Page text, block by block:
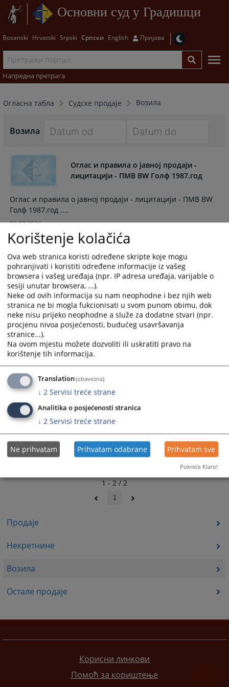
Основни суд у Градишци
Bosanski Hrvatski Srpski Српски English Пријава
Напредна претрага
Огласна табла Судске продаје Возила
Продаје
Некретнине
Возила
Остале продаје
Возила
forward
interact
the
calendar
select
date.
Press
the
question
mark
key
to
get
the
shortcuts
for
changing
dates.
forward
to
the
select
date.
Press
question
mark
key
to
get
dates.
Оглас и правила о јавној продаји -
лицитацији - ПМВ ВW Голф 1987.год
Оглас и правила о јавној продаји - лицитацији - ПМВ ВW
Голф 1987.год ....
09.07.2026.
Одлука о продаји ПМВ ВW Голф путем
јавног надметања
Одлука о продаји ПМВ ВW Голф путем јавног надметања....
06.07.2026.
1 - 2 / 2
1
Корисни линкови
Помоћ за кориштење
Korištenje kolačića
Ova web stranica koristi određene skripte koje mogu
pohranjivati i koristiti određene informacije iz vašeg
browsera i vašeg uređaja (npr. IP adresa uređaja, varijable o
sesiji unutar browsera, ...).
Neke od ovih informacija su nam neophodne i bez njih web
stranica ne bi mogla fukcionisati u svom punom obimu, dok
neke nisu prijeko neophodne a služe za dodatne stvari (npr.
procjenu nivoa posjećenosti, budućeg usavršavanja
stranice...).
Na ovom mjestu možete dozvoliti ili uskratiti pravo na
korištenje tih informacija.
Translation(obavezna)
↓ 2 Servisi treće strane
Analitika o posjećenosti stranica
↓ 2 Servisi treće strane
Ne prihvatam Prihvatam odabrane Prihvatam sve
Pokreće Klaro!